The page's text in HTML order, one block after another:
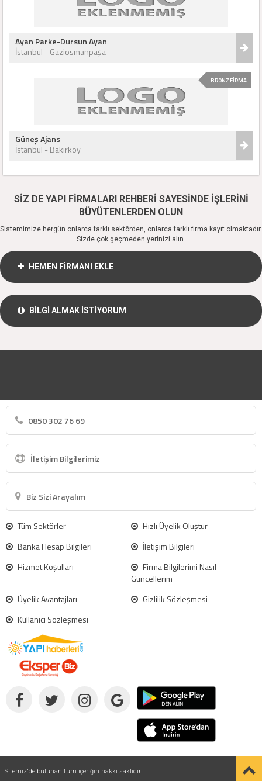
Ayan Parke-Dursun Ayan
İstanbul - Gaziosmanpaşa
BRONZ FİRMA
Güneş Ajans
İstanbul - Bakırköy
SİZ DE YAPI FİRMALARI REHBERİ SAYESİNDE İŞLERİNİ
BÜYÜTENLERDEN OLUN
Sistemimize hergün onlarca farklı sektörden, onlarca farklı firma kayıt olmaktadır.
Sizde çok geçmeden yerinizi alın.
HEMEN FİRMANI EKLE
BİLGİ ALMAK İSTİYORUM
0850 302 76 69
İletişim Bilgilerimiz
Biz Sizi Arayalım
Tüm Sektörler
Hızlı Üyelik Oluştur
Banka Hesap Bilgileri
İletişim Bilgileri
Hizmet Koşulları
Firma Bilgilerimi Nasıl
Güncellerim
Üyelik Avantajları
Gizlilik Sözleşmesi
Kullanıcı Sözleşmesi
Sitemiz'de bulunan tüm içeriğin hakkı saklıdır